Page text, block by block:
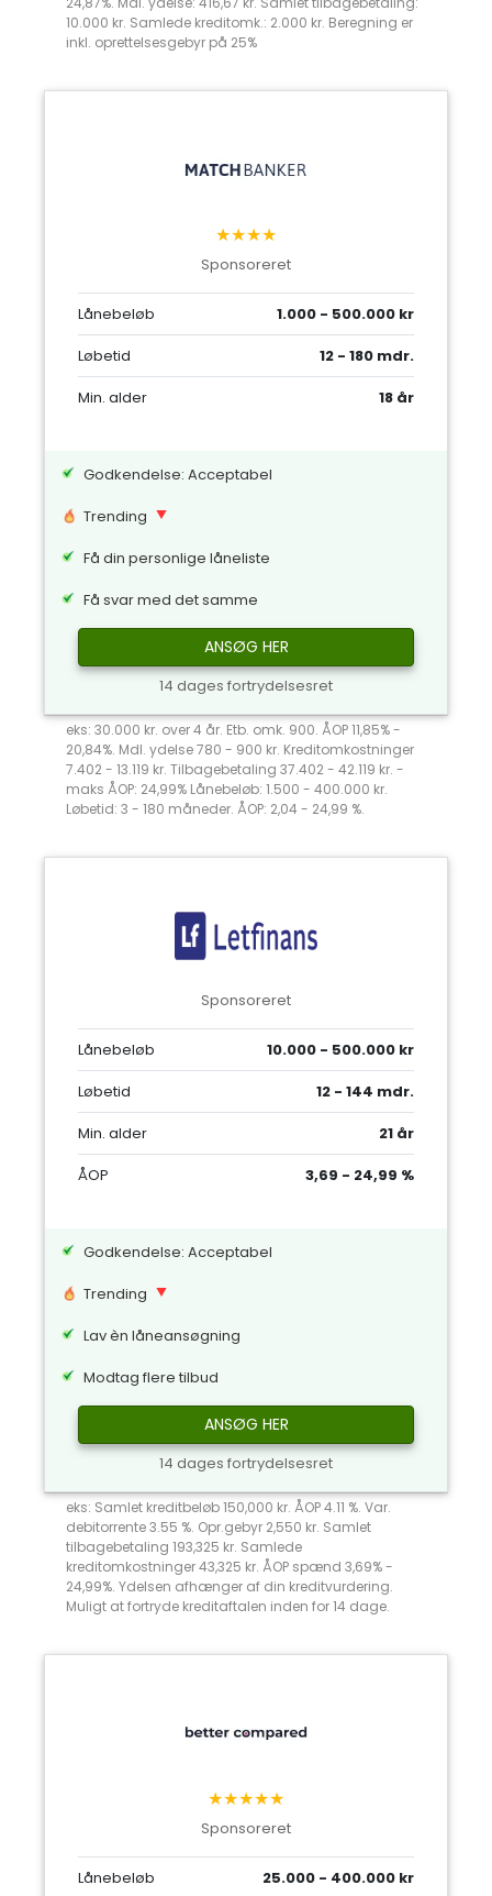
10.000 kr. Samlede kreditomk.: 2.000 kr. Beregning er
inkl. oprettelsesgebyr på 25%
★★★★
Sponsoreret
Lånebeløb
1.000 - 500.000 kr
Løbetid
12 - 180 mdr.
Min. alder
18 år
Godkendelse: Acceptabel
Trending
Få din personlige låneliste
Få svar med det samme
ANSØG HER
14 dages fortrydelsesret
eks: 30.000 kr. over 4 år. Etb. omk. 900. ÅOP 11,85% -
20,84%. Mdl. ydelse 780 - 900 kr. Kreditomkostninger
7.402 - 13.119 kr. Tilbagebetaling 37.402 - 42.119 kr. -
maks ÅOP: 24,99% Lånebeløb: 1.500 - 400.000 kr.
Løbetid: 3 - 180 måneder. ÅOP: 2,04 - 24,99 %.
Sponsoreret
Lånebeløb
10.000 - 500.000 kr
Løbetid
12 - 144 mdr.
Min. alder
21 år
ÅOP
3,69 - 24,99 %
Godkendelse: Acceptabel
Trending
Lav èn låneansøgning
Modtag flere tilbud
ANSØG HER
14 dages fortrydelsesret
eks: Samlet kreditbeløb 150,000 kr. ÅOP 4.11 %. Var.
debitorrente 3.55 %. Opr.gebyr 2,550 kr. Samlet
tilbagebetaling 193,325 kr. Samlede
kreditomkostninger 43,325 kr. ÅOP spænd 3,69% -
24,99%. Ydelsen afhænger af din kreditvurdering.
Muligt at fortryde kreditaftalen inden for 14 dage.
★★★★★
Sponsoreret
Lånebeløb 25.000 - 400.000 kr